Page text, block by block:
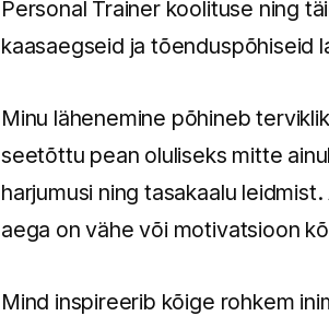
Personal Trainer koolituse ning
kaasaegseid ja tõenduspõhiseid
Minu lähenemine põhineb
seetõttu pean oluliseks mitte
harjumusi ning tasakaalu
aega on vähe või motivatsioon
Mind inspireerib kõige rohkem